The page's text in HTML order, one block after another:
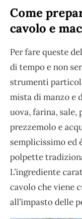
Come
cavolo e
Per fare queste
di tempo e non
strumenti
mista di manzo e
uova, farina, sale,
prezzemolo e
semplicissimo ed
polpette
L’ingrediente
cavolo che viene
all’impasto delle